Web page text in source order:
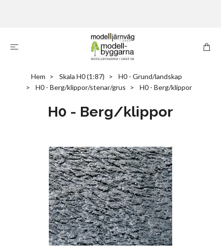
Hem Skala H0 (1:87)
H0 - Grund/landskap
H0 - Berg/klippor/stenar/grus
H0 - Berg/klippor
H0 - Berg/klippor